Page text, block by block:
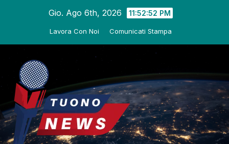
Gio. Ago 6th, 2026 11:52:53 PM
Lavora Con Noi Comunicati Stampa